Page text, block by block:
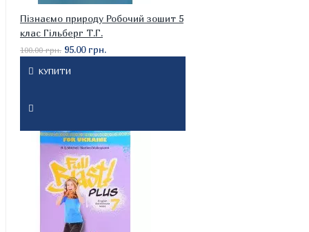
Пізнаємо природу Робочий зошит 5
клас Гільберг Т.Г.
100.00 грн. 95.00 грн.
КУПИТИ